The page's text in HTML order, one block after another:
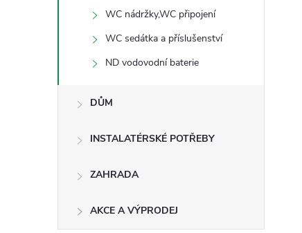
WC nádržky,WC připojení
WC sedátka a příslušenství
ND vodovodní baterie
DŮM
INSTALATÉRSKÉ POTŘEBY
ZAHRADA
AKCE A VÝPRODEJ